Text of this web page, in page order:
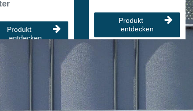
Produkt
entdecken
Produkt
entdecken